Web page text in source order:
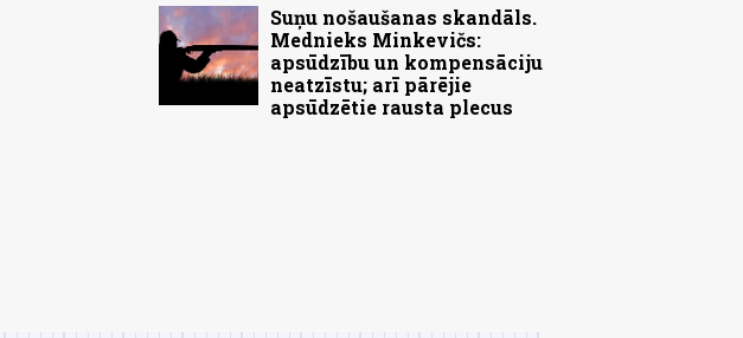
Suņu nošaušanas skandāls.
Mednieks Minkevičs:
apsūdzību un kompensāciju
neatzīstu; arī pārējie
apsūdzētie rausta plecus